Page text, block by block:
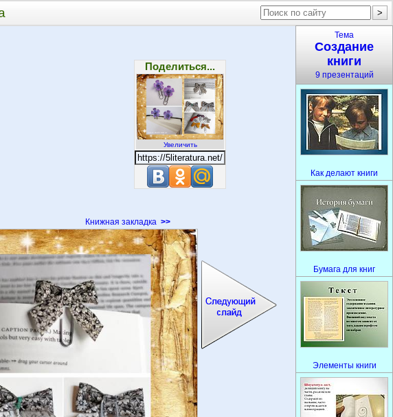
Поделиться...
Увеличить
Книжная закладка >>
Тема
Создание
книги
9 презентаций
Как делают книги
Бумага для книг
Элементы книги